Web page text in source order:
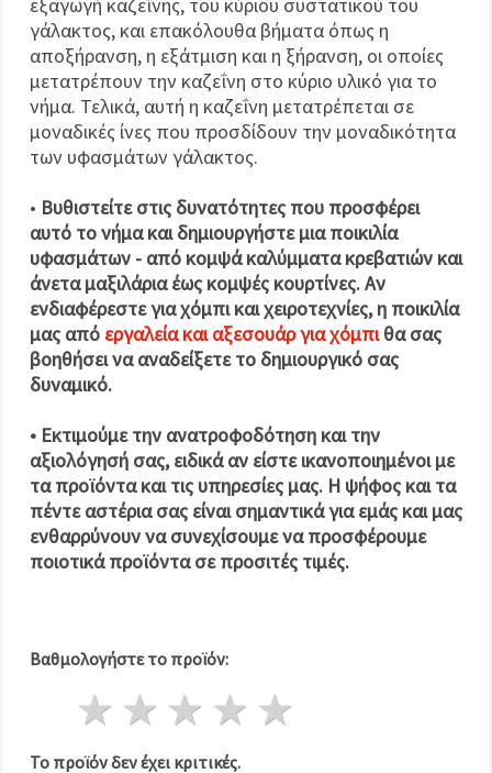
γάλακτος, και επακόλουθα βήματα όπως η
αποξήρανση, η εξάτμιση και η ξήρανση, οι οποίες
μετατρέπουν την καζεΐνη στο κύριο υλικό για το
νήμα. Τελικά, αυτή η καζεΐνη μετατρέπεται σε
μοναδικές ίνες που προσδίδουν την μοναδικότητα
των υφασμάτων γάλακτος.
• Βυθιστείτε στις δυνατότητες που προσφέρει
αυτό το νήμα και δημιουργήστε μια ποικιλία
υφασμάτων - από κομψά καλύμματα κρεβατιών και
άνετα μαξιλάρια έως κομψές κουρτίνες. Αν
ενδιαφέρεστε για χόμπι και χειροτεχνίες, η ποικιλία
μας από εργαλεία και αξεσουάρ για χόμπιθα σας
βοηθήσει να αναδείξετε το δημιουργικό σας
δυναμικό.
• Εκτιμούμε την ανατροφοδότηση και την
αξιολόγησή σας, ειδικά αν είστε ικανοποιημένοι με
τα προϊόντα και τις υπηρεσίες μας. Η ψήφος και τα
πέντε αστέρια σας είναι σημαντικά για εμάς και μας
ενθαρρύνουν να συνεχίσουμε να προσφέρουμε
ποιοτικά προϊόντα σε προσιτές τιμές.
Βαθμολογήστε το προϊόν:
4 Αστέρια
3 Αστέρια
2 Αστέρια
1 Αστέρι
Το προϊόν δεν έχει κριτικές.